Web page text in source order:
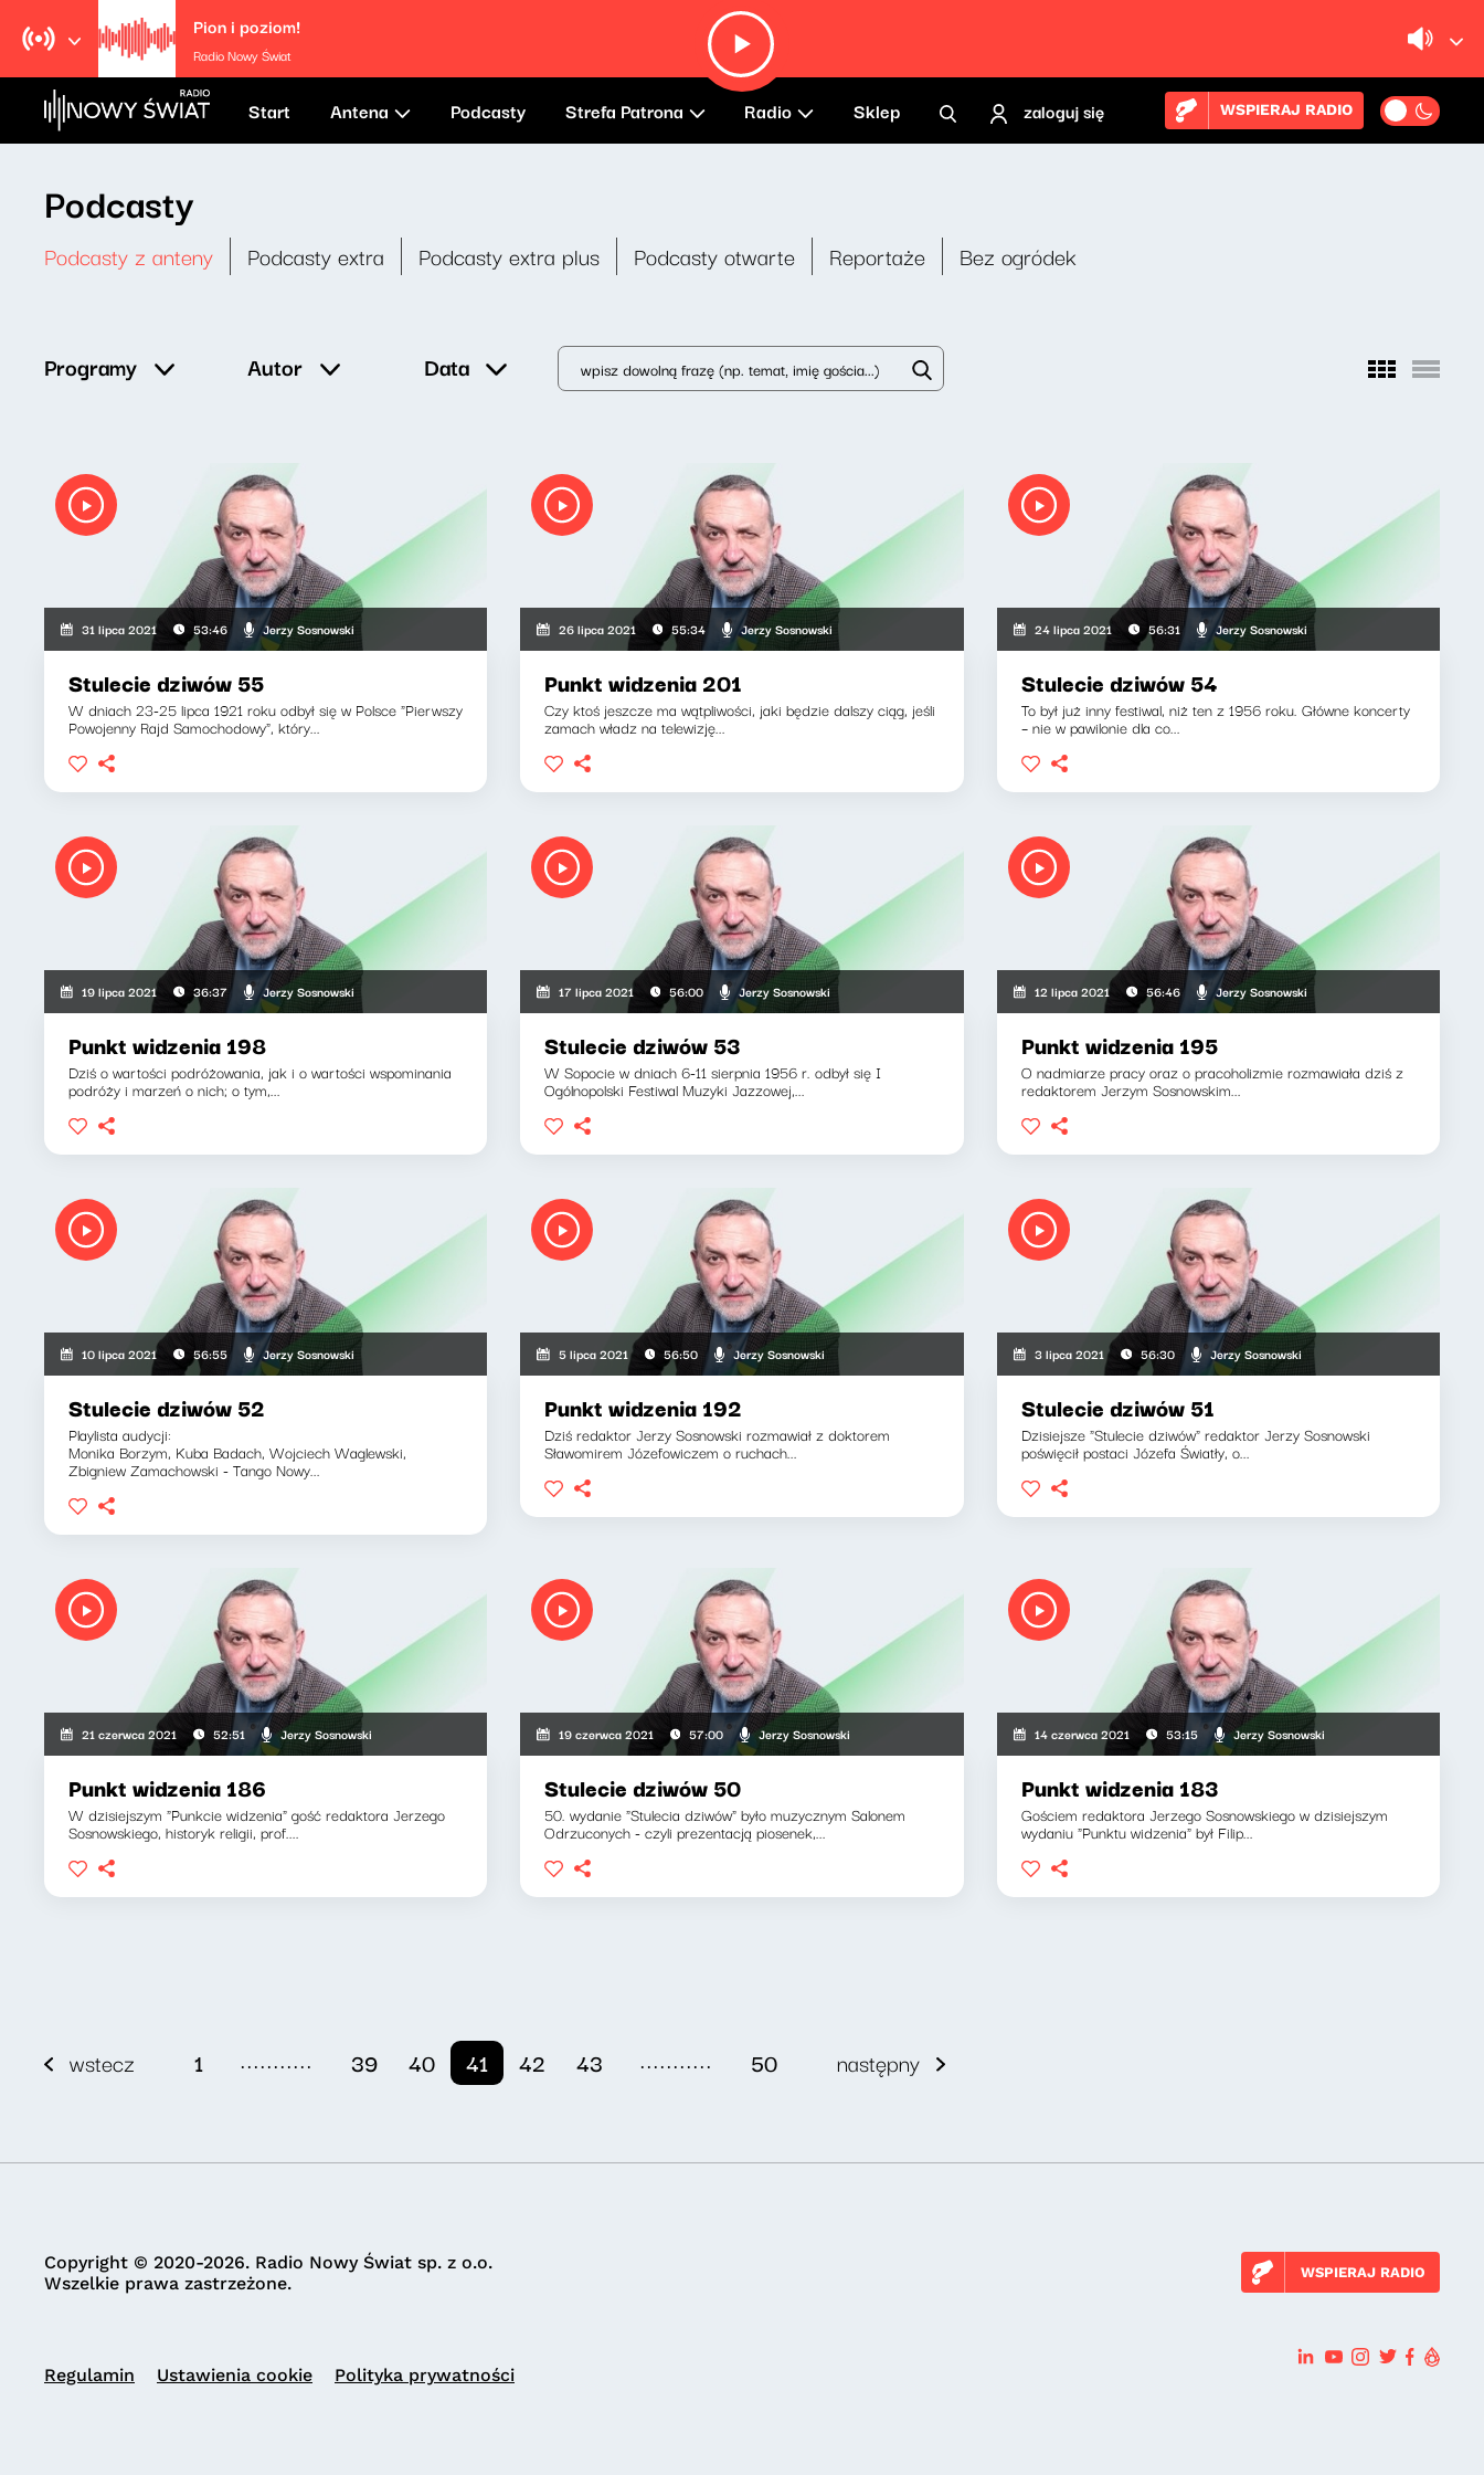
Pion i poziom!
Radio Nowy Świat
Start Antena Podcasty Strefa Patrona Radio Sklep zaloguj się WSPIERAJ RADIO
Podcasty
Podcasty z anteny Podcasty extra Podcasty extra plus Podcasty otwarte Reportaże Bez ogródek
Programy Autor Data
31 lipca 2021 53:46 Jerzy Sosnowski
Stulecie dziwów 55
W dniach 23-25 lipca 1921 roku odbył się w Polsce "Pierwszy
Powojenny Rajd Samochodowy", który...
26 lipca 2021 55:34 Jerzy Sosnowski
Punkt widzenia 201
Czy ktoś jeszcze ma wątpliwości, jaki będzie dalszy ciąg, jeśli
zamach władz na telewizję...
24 lipca 2021 56:31 Jerzy Sosnowski
Stulecie dziwów 54
To był już inny festiwal, niż ten z 1956 roku. Główne koncerty
– nie w pawilonie dla co...
19 lipca 2021 36:37 Jerzy Sosnowski
Punkt widzenia 198
Dziś o wartości podróżowania, jak i o wartości wspominania
podróży i marzeń o nich; o tym,...
17 lipca 2021 56:00 Jerzy Sosnowski
Stulecie dziwów 53
W Sopocie w dniach 6-11 sierpnia 1956 r. odbył się I
Ogólnopolski Festiwal Muzyki Jazzowej,...
12 lipca 2021 56:46 Jerzy Sosnowski
Punkt widzenia 195
O nadmiarze pracy oraz o pracoholizmie rozmawiała dziś z
redaktorem Jerzym Sosnowskim...
10 lipca 2021 56:55 Jerzy Sosnowski
Stulecie dziwów 52
Playlista audycji:
Monika Borzym, Kuba Badach, Wojciech Waglewski,
Zbigniew Zamachowski - Tango Nowy...
5 lipca 2021 56:50 Jerzy Sosnowski
Punkt widzenia 192
Dziś redaktor Jerzy Sosnowski rozmawiał z doktorem
Sławomirem Józefowiczem o ruchach...
3 lipca 2021 56:30 Jerzy Sosnowski
Stulecie dziwów 51
Dzisiejsze "Stulecie dziwów" redaktor Jerzy Sosnowski
poświęcił postaci Józefa Światły, o...
21 czerwca 2021 52:51 Jerzy Sosnowski
Punkt widzenia 186
W dzisiejszym "Punkcie widzenia" gość redaktora Jerzego
Sosnowskiego, historyk religii, prof....
19 czerwca 2021 57:00 Jerzy Sosnowski
Stulecie dziwów 50
50. wydanie "Stulecia dziwów" było muzycznym Salonem
Odrzuconych - czyli prezentacją piosenek,...
14 czerwca 2021 53:15 Jerzy Sosnowski
Punkt widzenia 183
Gościem redaktora Jerzego Sosnowskiego w dzisiejszym
wydaniu "Punktu widzenia" był Filip...
wstecz 1 ........... 39 40 41 42 43 ........... 50 następny
Copyright © 2020-2026. Radio Nowy Świat sp. z o.o.
Wszelkie prawa zastrzeżone.
WSPIERAJ RADIO
Regulamin Ustawienia cookie Polityka prywatności